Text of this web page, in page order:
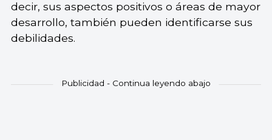
decir, sus aspectos positivos o áreas de mayor
desarrollo, también pueden identificarse sus
debilidades.